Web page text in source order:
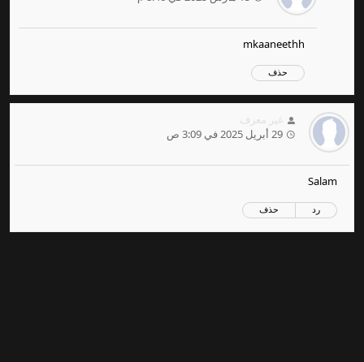
mkaaneethh
حذف
غير معرف
29 أبريل 2025 في 3:09 ص
Salam
رد حذف